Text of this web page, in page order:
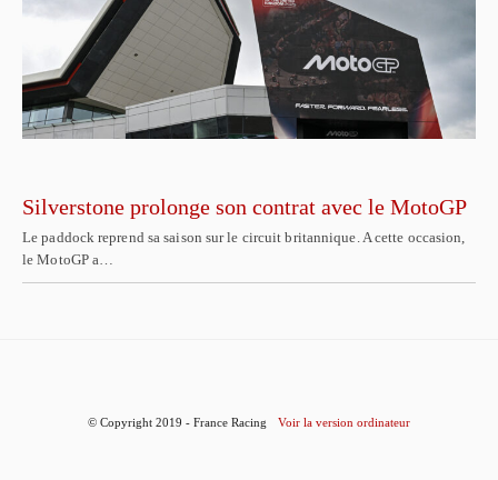
Silverstone prolonge son contrat avec le MotoGP
Le paddock reprend sa saison sur le circuit britannique. A cette occasion,
le MotoGP a…
© Copyright 2019 - France Racing Voir la version ordinateur